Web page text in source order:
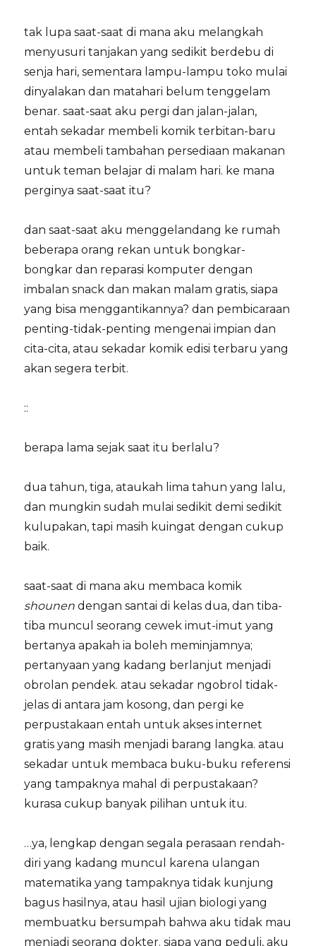
tak lupa saat-saat di mana aku melangkah
menyusuri tanjakan yang sedikit berdebu di
senja hari, sementara lampu-lampu toko mulai
dinyalakan dan matahari belum tenggelam
benar. saat-saat aku pergi dan jalan-jalan,
entah sekadar membeli komik terbitan-baru
atau membeli tambahan persediaan makanan
untuk teman belajar di malam hari. ke mana
perginya saat-saat itu?
dan saat-saat aku menggelandang ke rumah
beberapa orang rekan untuk bongkar-
bongkar dan reparasi komputer dengan
imbalan snack dan makan malam gratis, siapa
yang bisa menggantikannya? dan pembicaraan
penting-tidak-penting mengenai impian dan
cita-cita, atau sekadar komik edisi terbaru yang
akan segera terbit.
::
berapa lama sejak saat itu berlalu?
dua tahun, tiga, ataukah lima tahun yang lalu,
dan mungkin sudah mulai sedikit demi sedikit
kulupakan, tapi masih kuingat dengan cukup
baik.
saat-saat di mana aku membaca komik
shounen dengan santai di kelas dua, dan tiba-
tiba muncul seorang cewek imut-imut yang
bertanya apakah ia boleh meminjamnya;
pertanyaan yang kadang berlanjut menjadi
obrolan pendek. atau sekadar ngobrol tidak-
jelas di antara jam kosong, dan pergi ke
perpustakaan entah untuk akses internet
gratis yang masih menjadi barang langka. atau
sekadar untuk membaca buku-buku referensi
yang tampaknya mahal di perpustakaan?
kurasa cukup banyak pilihan untuk itu.
…ya, lengkap dengan segala perasaan rendah-
diri yang kadang muncul karena ulangan
matematika yang tampaknya tidak kunjung
bagus hasilnya, atau hasil ujian biologi yang
membuatku bersumpah bahwa aku tidak mau
menjadi seorang dokter. siapa yang peduli, aku